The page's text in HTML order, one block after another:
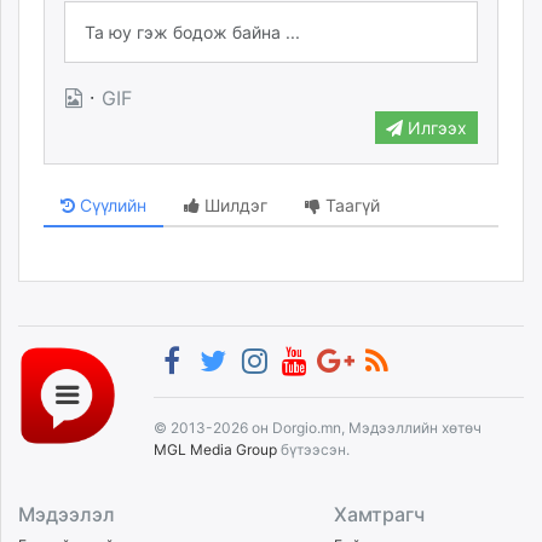
· GIF
Илгээх
Сүүлийн Шилдэг Таагүй
© 2013-2026 он Dorgio.mn, Мэдээллийн хөтөч
MGL Media Group бүтээсэн.
Мэдээлэл Хамтрагч